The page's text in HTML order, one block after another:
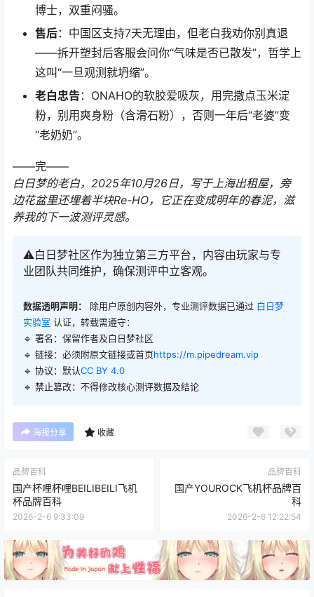
博士，双重闷骚。
售后：中国区支持7天无理由，但老白我劝你别真退
——拆开塑封后客服会问你“气味是否已散发”，哲学上
这叫“一旦观测就坍缩”。
老白忠告 ：ONAHO的软胶爱吸灰，用完撒点玉米淀
粉，别用爽身粉（含滑石粉），否则一年后“老婆”变
“老奶奶”。
——完——
白日梦的老白，2025年10月26日，写于上海出租屋，旁
边花盆里还埋着半块Re-HO，它正在变成明年的春泥，滋
养我的下一波测评灵感。
⚠️白日梦社区作为独立第三方平台，内容由玩家与专
业团队共同维护，确保测评中立客观。
数据透明声明： 除用户原创内容外，专业测评数据已通过 白日梦
实验室 认证，转载需遵守：
🔹 署名：保留作者及白日梦社区
🔹 链接：必须附原文链接或首页https://m.pipedream.vip
🔹 协议：默认CC BY 4.0
🔹 禁止篡改：不得修改核心测评数据及结论
海报分享 收藏
品牌百科
国产杯哩杯哩BEILIBEILI飞机
杯品牌百科
2026-2-6 9:33:09
品牌百科
国产YOUROCK飞机杯品牌百
科
2026-2-6 12:22:54